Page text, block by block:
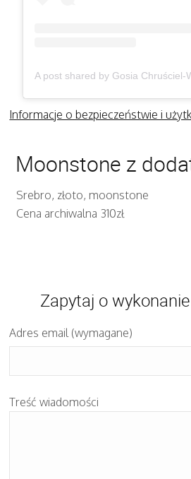
Informacje o bezpieczeństwie i
Moonstone z
Srebro, złoto, moonstone
Cena archiwalna 310zł
Zapytaj o
Adres email (wymagane)
Treść wiadomości